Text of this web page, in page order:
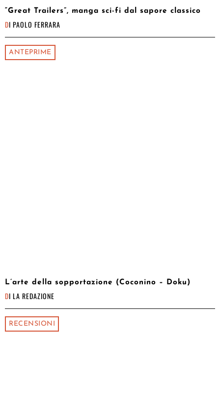
“Great Trailers”, manga sci-fi dal sapore classico
DI PAOLO FERRARA
ANTEPRIME
L’arte della sopportazione (Coconino – Doku)
DI LA REDAZIONE
RECENSIONI